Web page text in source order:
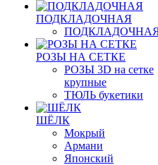
ПОДКЛАДОЧНАЯ
РОЗЫ НА СЕТКЕ
РОЗЫ 3D на сетке
крупные
ТЮЛЬ букетики
ШЁЛК
Мокрый
Армани
Японский